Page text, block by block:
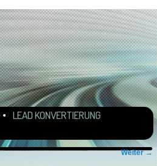
LEAD KONVERTIERUNG
Weiter →